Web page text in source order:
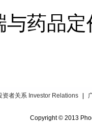
与药品
资者关系 Investor Relations
Copyright © 2013